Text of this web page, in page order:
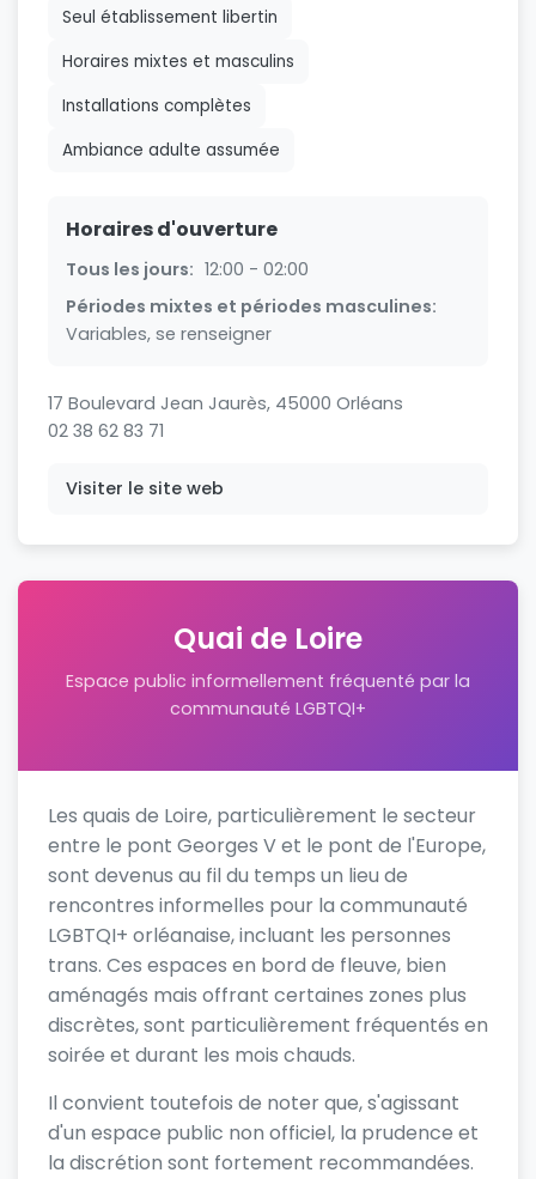
Seul établissement libertin
Horaires mixtes et masculins
Installations complètes
Ambiance adulte assumée
Horaires d'ouverture
Tous les jours: 12:00 - 02:00
Périodes mixtes et périodes masculines:
Variables, se renseigner
17 Boulevard Jean Jaurès, 45000 Orléans
02 38 62 83 71
Visiter le site web
Quai de Loire
Espace public informellement fréquenté par la
communauté LGBTQI+
Les quais de Loire, particulièrement le secteur
entre le pont Georges V et le pont de l'Europe,
sont devenus au fil du temps un lieu de
rencontres informelles pour la communauté
LGBTQI+ orléanaise, incluant les personnes
trans. Ces espaces en bord de fleuve, bien
aménagés mais offrant certaines zones plus
discrètes, sont particulièrement fréquentés en
soirée et durant les mois chauds.
Il convient toutefois de noter que, s'agissant
d'un espace public non officiel, la prudence et
la discrétion sont fortement recommandées.